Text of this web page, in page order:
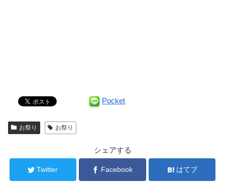
Pocket
お祭り お祭り
シェアする
Twitter Facebook はてブ